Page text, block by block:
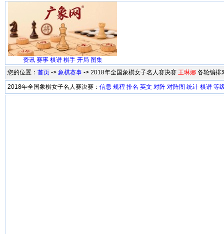
资讯 赛事 棋谱 棋手 开局 图集
您的位置： 首页 -> 象棋赛事 -> 2018年全国象棋女子名人赛决赛 王琳娜 各轮编排
2018年全国象棋女子名人赛决赛： 信息 规程 排名 英文 对阵 对阵图 统计 棋谱 等